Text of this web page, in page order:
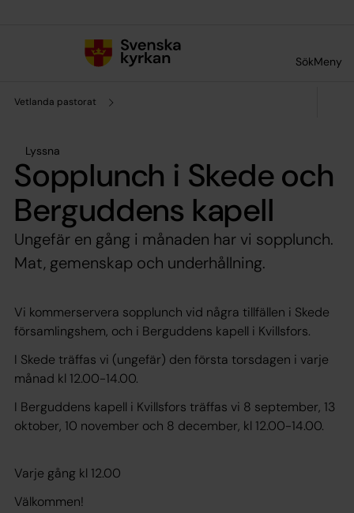
SökMeny
Vetlanda pastorat
Lyssna
Sopplunch i Skede och
Berguddens kapell
Ungefär en gång i månaden har vi sopplunch.
Mat, gemenskap och underhållning.
Vi kommerservera sopplunch vid några tillfällen i Skede
församlingshem, och i Berguddens kapell i Kvillsfors.
I Skede träffas vi (ungefär) den första torsdagen i varje
månad kl 12.00-14.00.
I Berguddens kapell i Kvillsfors träffas vi 8 september, 13
oktober, 10 november och 8 december, kl 12.00-14.00.
Varje gång kl 12.00
Välkommen!